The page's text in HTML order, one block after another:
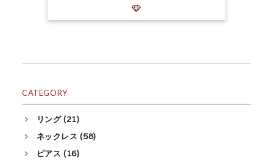
CATEGORY
リング (21)
ネックレス (58)
ピアス (16)